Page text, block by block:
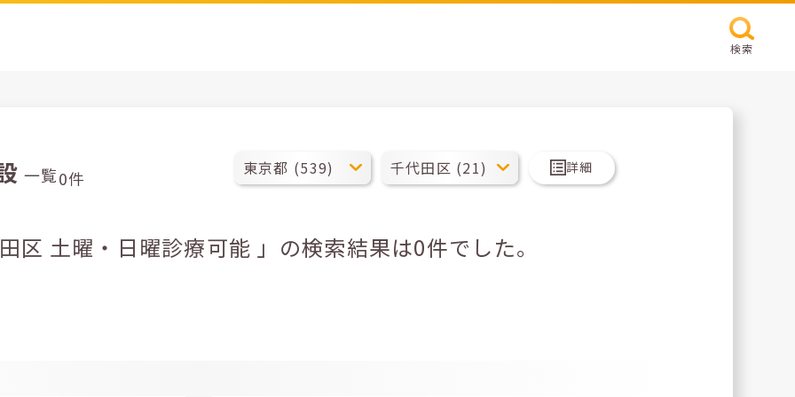
検索
一覧0件 詳細
区 土曜・日曜診療可能 」の検索結果は0件でした。